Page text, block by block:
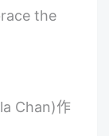
the
Chan)作